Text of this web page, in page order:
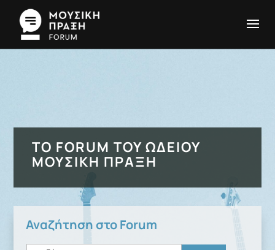
ΤΟ FORUM ΤΟΥ ΩΔΕΊΟΥ
ΜΟΥΣΙΚΉ ΠΡΆΞΗ
Αναζήτηση στο Forum